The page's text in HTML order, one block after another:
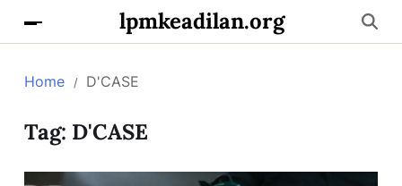
lpmkeadilan.org
Home D'CASE
Tag: D'CASE